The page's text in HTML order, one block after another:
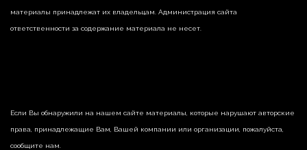
материалы принадлежат их владельцам. Администрация сайта
ответственности за содержание материала не несет.
Если Вы обнаружили на нашем сайте материалы, которые нарушают авторские
права, принадлежащие Вам, Вашей компании или организации, пожалуйста,
сообщите нам.